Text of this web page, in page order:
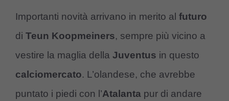
Importanti novità arrivano in merito al futuro
di Teun Koopmeiners, sempre più vicino a
vestire la maglia della Juventus in questo
calciomercato. L’olandese, che avrebbe
puntato i piedi con l’Atalanta pur di andare